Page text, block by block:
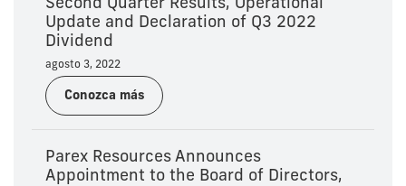
Second Quarter Results, Operational
Update and Declaration of Q3 2022
Dividend
agosto 3, 2022
Conozca más
Parex Resources Announces
Appointment to the Board of Directors,